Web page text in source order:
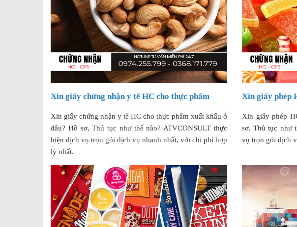
Xin giấy chứng nhận y tế HC cho thực phẩm
Xin giấy chứng nhận y tế HC cho thực phẩm xuất khẩu ở
đâu? Hồ sơ, Thủ tục như thế nào? ATVCONSULT thực
hiện dịch vụ trọn gói dịch vụ nhanh nhất, với chi phí hợp
lý nhất.
Xin giấy phép
Xin giấy phép
sơ, Thủ tục như
vụ trọn gói dịch